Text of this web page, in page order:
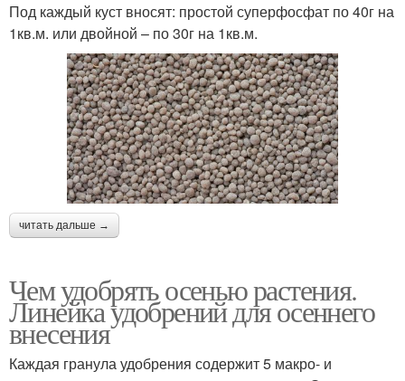
Под каждый куст вносят: простой суперфосфат по 40г на
1кв.м. или двойной – по 30г на 1кв.м.
читать дальше →
Чем удобрять осенью растения.
Линейка удобрений для осеннего
внесения
Каждая гранула удобрения содержит 5 макро- и